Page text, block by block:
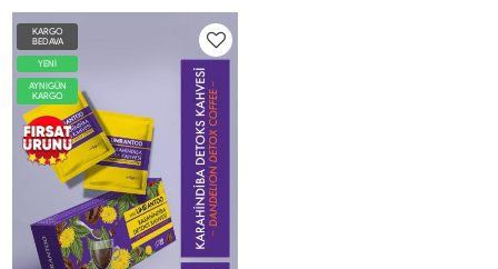
KARGO
BEDAVA
YENİ
AYNIGÜN
KARGO